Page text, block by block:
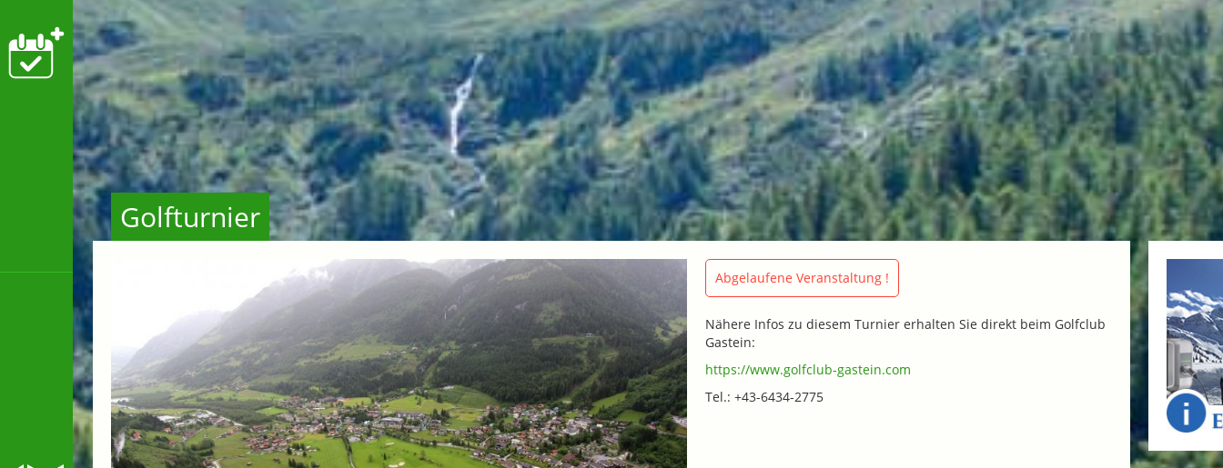
Golfturnier
Abgelaufene Veranstaltung !
Nähere Infos zu diesem Turnier erhalten Sie direkt beim Golfclub
Gastein:
https://www.golfclub-gastein.com
Tel.: +43-6434-2775